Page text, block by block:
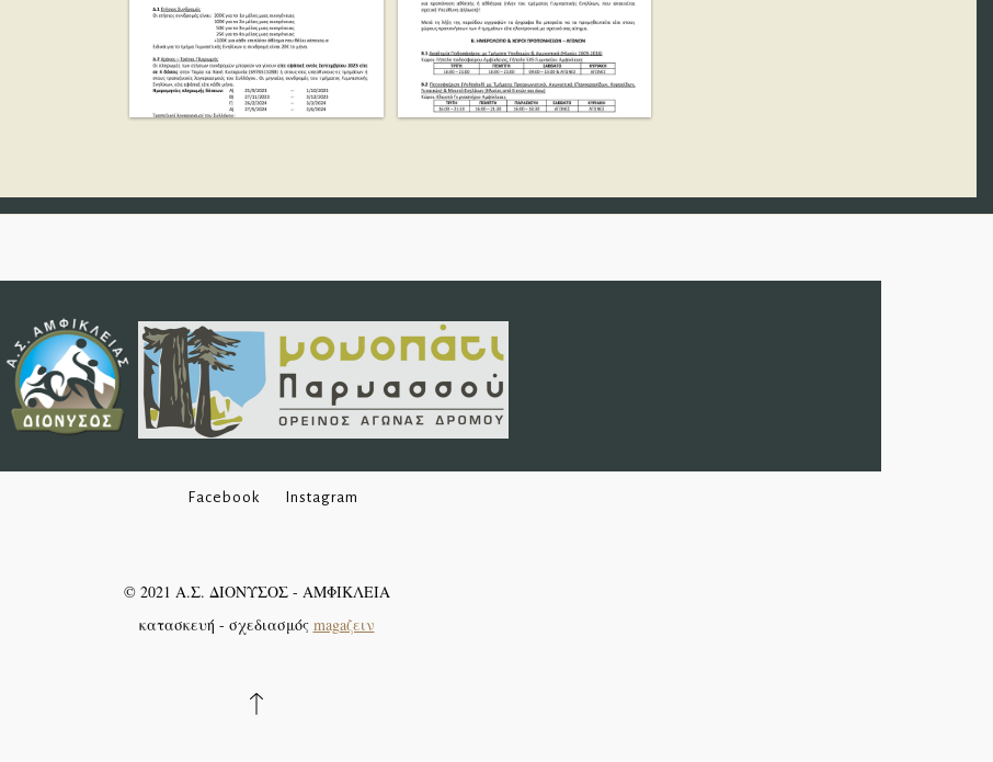
Facebook Instagram
© 2021 Α.Σ. ΔΙΟΝΥΣΟΣ - ΑΜΦΙΚΛΕΙΑ
κατασκευή - σχεδιασμός magaζειν